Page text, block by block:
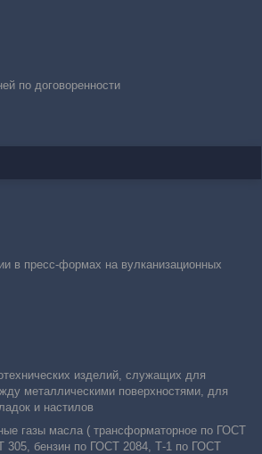
по договоренности
в пресс-формах на вулканизационных
изделий, служащих для
металлическими поверхностями, для
и настилов
газы масла ( трансформаторное по ГОСТ
бензин по ГОСТ 2084, Т-1 по ГОСТ